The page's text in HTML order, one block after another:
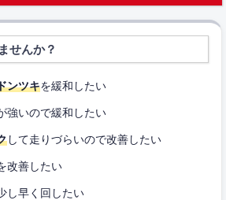
せんか？
ンツキを緩和したい
強いので緩和したい
して走りづらいので改善したい
改善したい
し早く回したい